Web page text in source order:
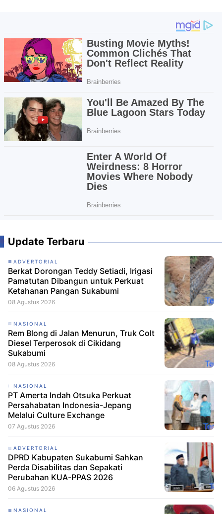
Update Terbaru
ADVERTORIAL
Berkat Dorongan Teddy Setiadi, Irigasi
Pamatutan Dibangun untuk Perkuat
Ketahanan Pangan Sukabumi
08 Agustus 2026
NASIONAL
Rem Blong di Jalan Menurun, Truk Colt
Diesel Terperosok di Cikidang
Sukabumi
08 Agustus 2026
NASIONAL
PT Amerta Indah Otsuka Perkuat
Persahabatan Indonesia-Jepang
Melalui Culture Exchange
07 Agustus 2026
ADVERTORIAL
DPRD Kabupaten Sukabumi Sahkan
Perda Disabilitas dan Sepakati
Perubahan KUA-PPAS 2026
06 Agustus 2026
NASIONAL